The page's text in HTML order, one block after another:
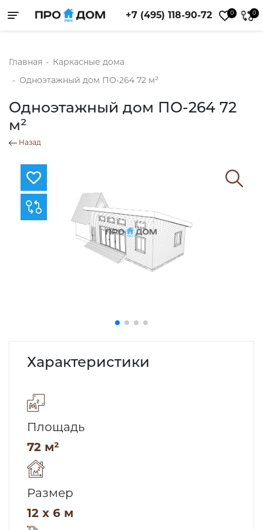
Toggle navigation +7 (495) 118-90-72 0 0
Главная - Каркасные дома
- Одноэтажный дом ПО-264 72 м²
Одноэтажный дом ПО-264 72
м²
Назад
Характеристики
Площадь
72 м²
Размер
12 x 6 м